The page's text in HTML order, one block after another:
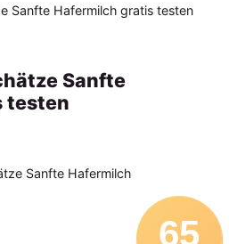
Sanfte Hafermilch gratis testen
Sanfte
testen
65